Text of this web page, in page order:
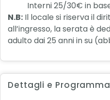
Interni 25/30€ in
N.B: Il locale si riserva il
all’ingresso, la serata è
adulto dai 25 anni in su
Dettagli e Programma